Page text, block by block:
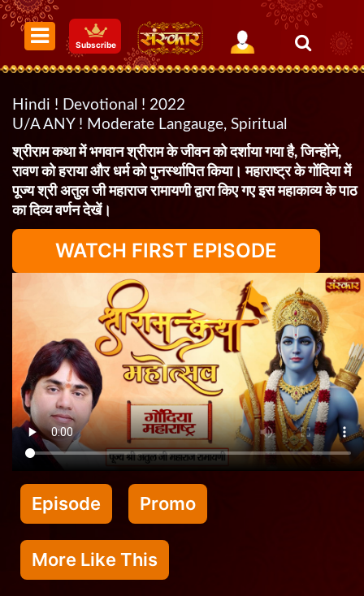
Subscribe
Hindi ! Devotional ! 2022
U/A ANY ! Moderate Langauge, Spiritual
श्रीराम कथा में भगवान श्रीराम के जीवन को दर्शाया गया है, जिन्होंने,
रावण को हराया और धर्म को पुनर्स्थापित किया। महाराष्ट्र के गोंदिया में
पूज्य श्री अतुल जी महाराज रामायणी द्वारा किए गए इस महाकाव्य के पाठ
का दिव्य वर्णन देखें।
WATCH FIRST EPISODE
Episode Promo
More Like This